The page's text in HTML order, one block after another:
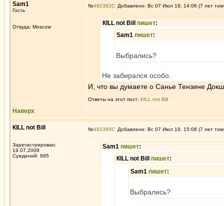
Sam1
Гость
Откуда: Moscow
№492382 Добавлено: Вс 07 Июл 19, 14:06 (7 лет
КILL not Вill пишет:
Sam1 пишет:
Выбрались?
Не забирался особо.
И, что вы думаете о Санье Тензине
Ответы на этот пост: КILL not Вill
Наверх
КILL not Вill
Зарегистрирован:
19.07.2008
Суждений: 995
№492395 Добавлено: Вс 07 Июл 19, 15:08 (7 лет
Sam1 пишет:
КILL not Вill пишет:
Sam1 пишет:
Выбрались?